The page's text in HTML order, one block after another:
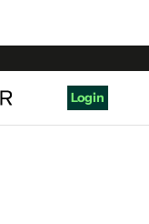
Login